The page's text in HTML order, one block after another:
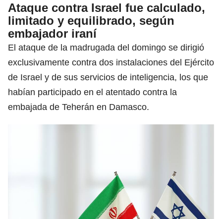
Ataque contra Israel fue calculado,
limitado y equilibrado, según
embajador iraní
El ataque de la madrugada del domingo se dirigió
exclusivamente contra dos instalaciones del Ejército
de Israel y de sus servicios de inteligencia, los que
habían participado en el atentado contra la
embajada de Teherán en Damasco.